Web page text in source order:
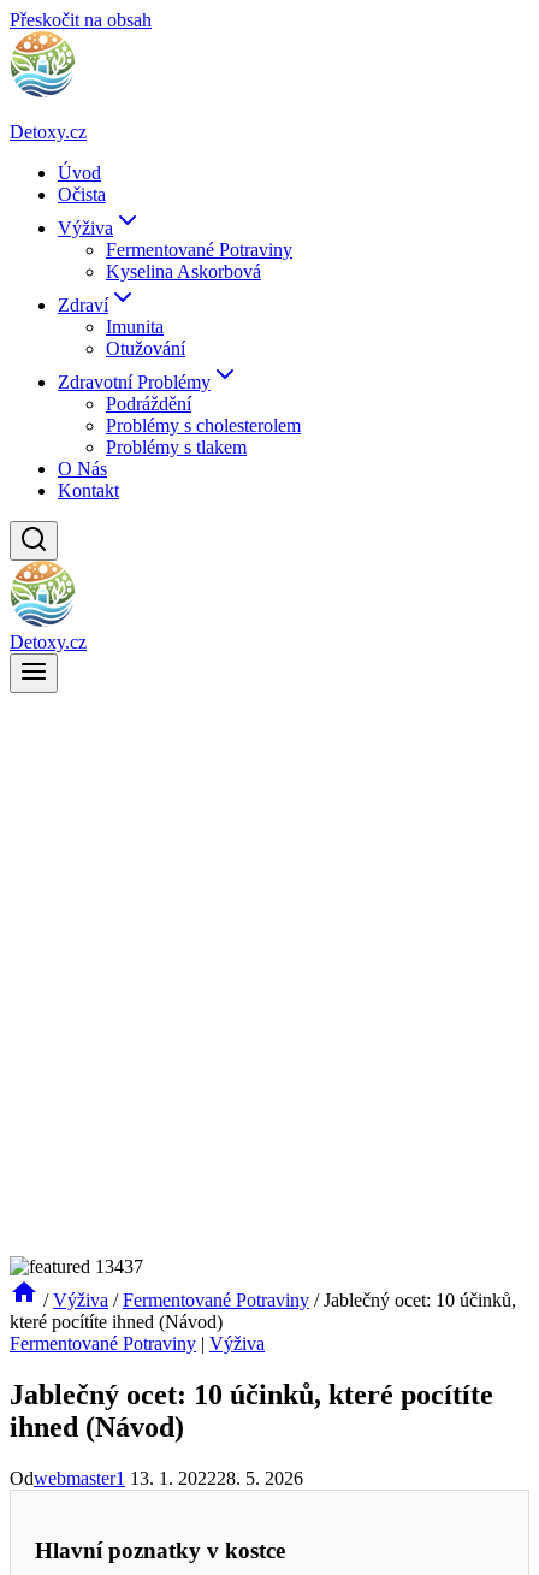
Přeskočit na obsah
Detoxy.cz
Úvod
Očista
Výživa
Fermentované Potraviny
Kyselina Askorbová
Zdraví
Imunita
Otužování
Zdravotní Problémy
Podráždění
Problémy s cholesterolem
Problémy s tlakem
O Nás
Kontakt
Detoxy.cz
/ Výživa / Fermentované Potraviny / Jablečný ocet: 10 účinků,
které pocítíte ihned (Návod)
Fermentované Potraviny | Výživa
Jablečný ocet: 10 účinků, které pocítíte
ihned (Návod)
Odwebmaster1 13. 1. 202228. 5. 2026
Hlavní poznatky v kostce